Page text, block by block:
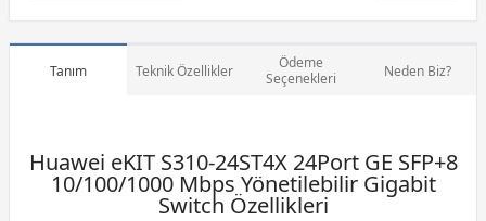
Tanım Teknik Özellikler
Ödeme
Seçenekleri
Neden Biz?
Huawei eKIT S310-24ST4X 24Port GE SFP+8
10/100/1000 Mbps Yönetilebilir Gigabit
Switch Özellikleri